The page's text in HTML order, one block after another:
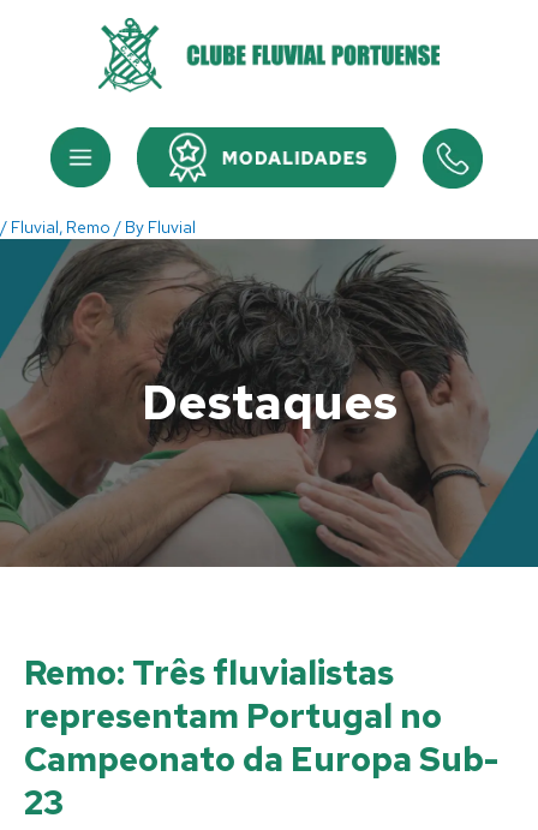
Menu Menu
/ Fluvial, Remo / By Fluvial
Destaques
Remo: Três fluvialistas
representam Portugal no
Campeonato da Europa Sub-
23